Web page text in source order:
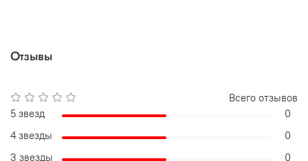
Отзывы
Всего отзывов
5 звезд
0
4 звезды
0
3 звезды
0